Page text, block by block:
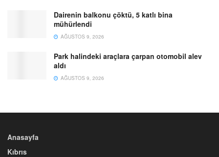
Dairenin balkonu çöktü, 5 katlı bina
mühürlendi
AĞUSTOS 9, 2026
Park halindeki araçlara çarpan otomobil alev
aldı
AĞUSTOS 9, 2026
Anasayfa
Kıbrıs